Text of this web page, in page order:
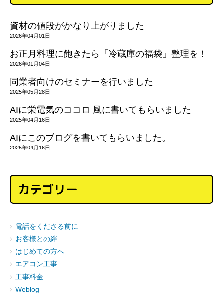
資材の値段がかなり上がりました
2026年04月01日
お正月料理に飽きたら「冷蔵庫の福袋」整理を！
2026年01月04日
同業者向けのセミナーを行いました
2025年05月28日
AIに栄電気のココロ 風に書いてもらいました
2025年04月16日
AIにこのブログを書いてもらいました。
2025年04月16日
カテゴリー
電話をくださる前に
お客様との絆
はじめての方へ
エアコン工事
工事料金
Weblog